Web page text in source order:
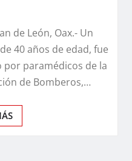
de León, Oax.- Un
40 años de edad, fue
por paramédicos de la
de Bomberos,…